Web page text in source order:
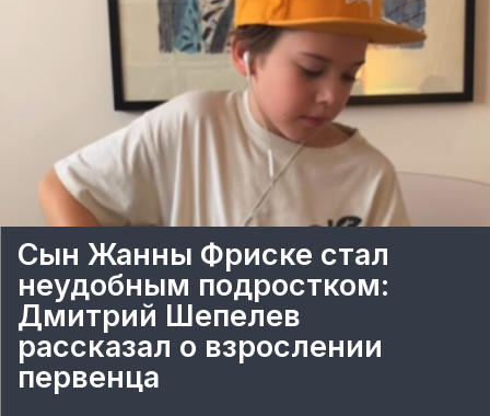
Сын Жанны Фриске стал
неудобным подростком:
Дмитрий Шепелев
рассказал о взрослении
первенца